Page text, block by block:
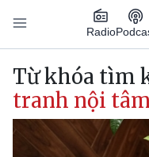
Nhảy đến nội dung
Radio
Main
Từ khóa tìm
tranh nội